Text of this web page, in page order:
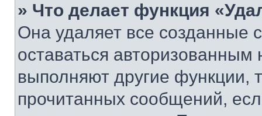
» Что делает функция
Она удаляет все созданные
оставаться
выполняют другие функции,
прочитанных сообщений,